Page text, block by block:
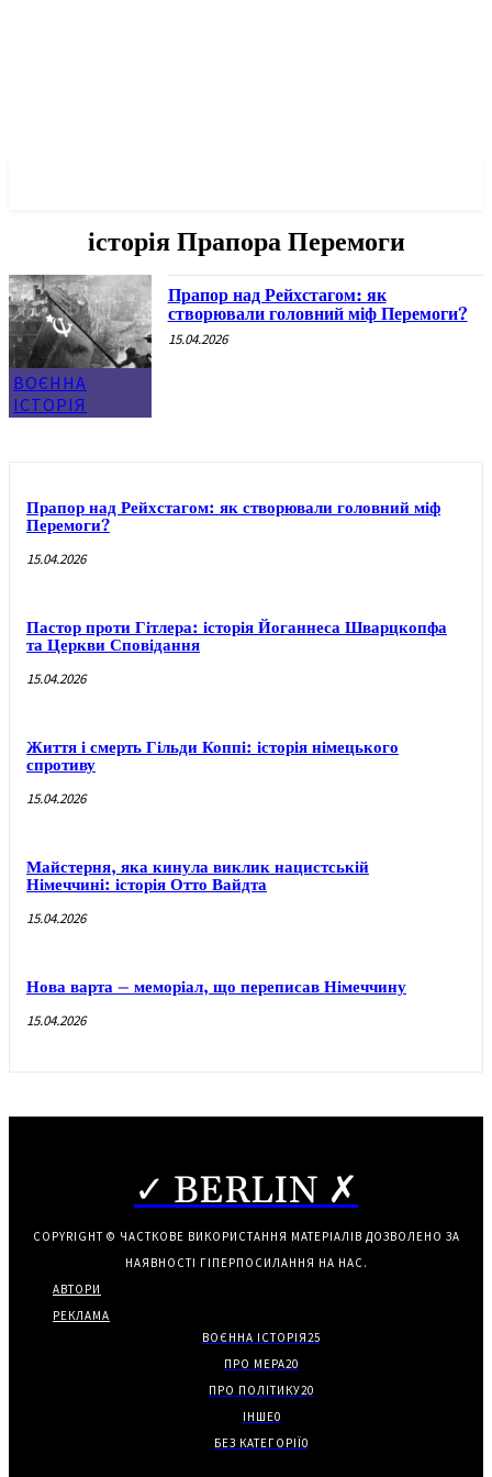
історія Прапора Перемоги
ВОЄННА
ІСТОРІЯ
Прапор над Рейхстагом: як
створювали головний міф Перемоги?
15.04.2026
Прапор над Рейхстагом: як створювали головний міф
Перемоги?
15.04.2026
Пастор проти Гітлера: історія Йоганнеса Шварцкопфа
та Церкви Сповідання
15.04.2026
Життя і смерть Гільди Коппі: історія німецького
спротиву
15.04.2026
Майстерня, яка кинула виклик нацистській
Німеччині: історія Отто Вайдта
15.04.2026
Нова варта – меморіал, що переписав Німеччину
15.04.2026
✓ BERLIN ✗
COPYRIGHT © ЧАСТКОВЕ ВИКОРИСТАННЯ МАТЕРІАЛІВ ДОЗВОЛЕНО ЗА
НАЯВНОСТІ ГІПЕРПОСИЛАННЯ НА НАС.
АВТОРИ
РЕКЛАМА
ВОЄННА ІСТОРІЯ25
ПРО МЕРА20
ПРО ПОЛІТИКУ20
ІНШЕ0
БЕЗ КАТЕГОРІЇ0